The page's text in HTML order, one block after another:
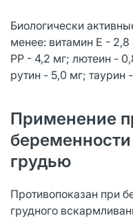
Биологически
менее: витамин Е -
РР - 4,2 мг; лютеин -
рутин - 5,0 мг; таурин
Применение
грудью
Противопоказан при
грудного